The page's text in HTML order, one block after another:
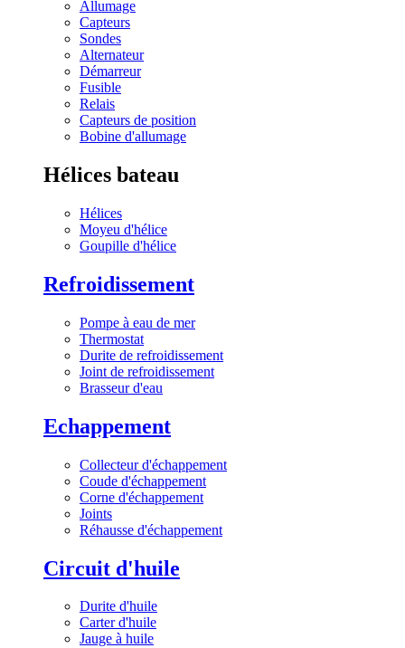
Allumage
Capteurs
Sondes
Alternateur
Démarreur
Fusible
Relais
Capteurs de position
Bobine d'allumage
Hélices bateau
Hélices
Moyeu d'hélice
Goupille d'hélice
Refroidissement
Pompe à eau de mer
Thermostat
Durite de refroidissement
Joint de refroidissement
Brasseur d'eau
Echappement
Collecteur d'échappement
Coude d'échappement
Corne d'échappement
Joints
Réhausse d'échappement
Circuit d'huile
Durite d'huile
Carter d'huile
Jauge à huile